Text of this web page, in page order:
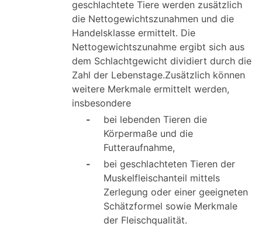
geschlachtete Tiere werden zusätzlich
die Nettogewichtszunahmen und die
Handelsklasse ermittelt. Die
Nettogewichtszunahme ergibt sich aus
dem Schlachtgewicht dividiert durch die
Zahl der Lebenstage.Zusätzlich können
weitere Merkmale ermittelt werden,
insbesondere
-
bei lebenden Tieren die
Körpermaße und die
Futteraufnahme,
-
bei geschlachteten Tieren der
Muskelfleischanteil mittels
Zerlegung oder einer geeigneten
Schätzformel sowie Merkmale
der Fleischqualität.